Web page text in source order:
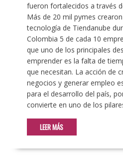
fueron fortalecidos a través
Más de 20 mil pymes
tecnología de Tiendanube
Colombia 5 de cada 10
que uno de los principales
emprender es la falta de
que necesitan. La acción de
negocios y generar empleo
para el desarrollo del país,
convierte en uno de los
LEER MÁS